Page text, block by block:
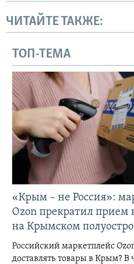
ЧИТАЙТЕ ТАКЖЕ:
ТОП-ТЕМА
«Крым – не Россия»:
Ozon прекратил прием
на Крымском
Российский маркетплейс
доставлять товары в Крым? В